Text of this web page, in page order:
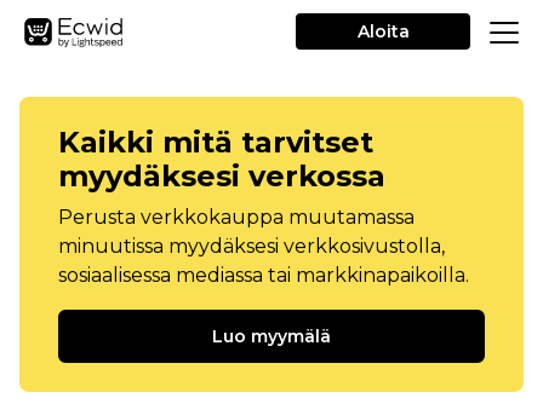
Aloita
Kaikki mitä tarvitset
myydäksesi verkossa
Perusta verkkokauppa muutamassa
minuutissa myydäksesi verkkosivustolla,
sosiaalisessa mediassa tai markkinapaikoilla.
Luo myymälä